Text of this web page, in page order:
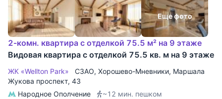
Еще фото
2-комн. квартира с отделкой 75.5 м² на 9 этаже
Видовая квартира с отделкой 75.5 кв. м на 9 этаже
ЖК «Wellton Park» СЗАО, Хорошево-Мневники, Маршала
Жукова проспект, 43
Народное Ополчение
~12 мин. пешком